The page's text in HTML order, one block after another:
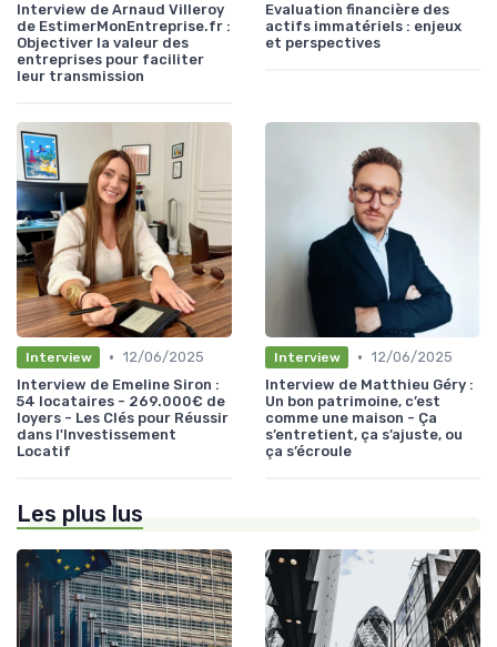
Interview de Arnaud Villeroy
de EstimerMonEntreprise.fr :
Objectiver la valeur des
entreprises pour faciliter
leur transmission
Evaluation financière des
actifs immatériels : enjeux
et perspectives
Interview • 12/06/2025
Interview de Emeline Siron :
54 locataires - 269.000€ de
loyers - Les Clés pour Réussir
dans l'Investissement
Locatif
Interview • 12/06/2025
Interview de Matthieu Géry :
Un bon patrimoine, c’est
comme une maison - Ça
s’entretient, ça s’ajuste, ou
ça s’écroule
Les plus lus